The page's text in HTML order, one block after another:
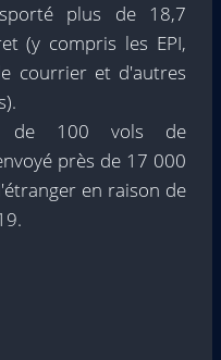
plus de 18,7
(y compris les EPI,
courrier et d'autres
de 100 vols de
près de 17 000
en raison de